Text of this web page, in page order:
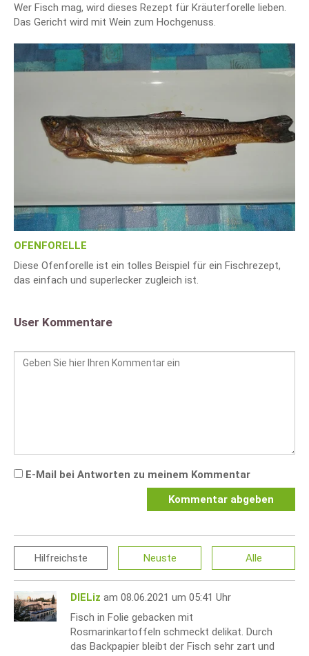
Wer Fisch mag, wird dieses Rezept für Kräuterforelle lieben.
Das Gericht wird mit Wein zum Hochgenuss.
OFENFORELLE
Diese Ofenforelle ist ein tolles Beispiel für ein Fischrezept,
das einfach und superlecker zugleich ist.
User Kommentare
E-Mail bei Antworten zu meinem Kommentar
Kommentar abgeben
Hilfreichste Neuste Alle
DIELiz am 08.06.2021 um 05:41 Uhr
Fisch in Folie gebacken mit
Rosmarinkartoffeln schmeckt delikat. Durch
das Backpapier bleibt der Fisch sehr zart und